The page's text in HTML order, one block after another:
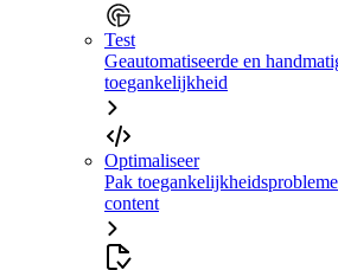
Test
Geautomatiseerde en
toegankelijkheid
Optimaliseer
Pak
content